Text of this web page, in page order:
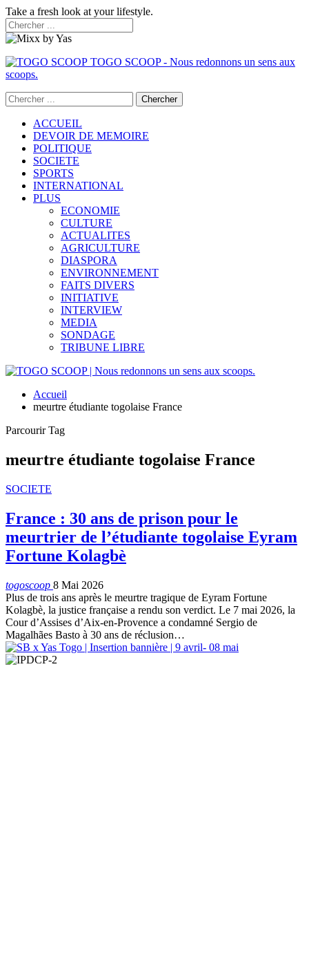
Take a fresh look at your lifestyle.
TOGO SCOOP - Nous redonnons un sens aux
scoops.
ACCUEIL
DEVOIR DE MEMOIRE
POLITIQUE
SOCIETE
SPORTS
INTERNATIONAL
PLUS
ECONOMIE
CULTURE
ACTUALITES
AGRICULTURE
DIASPORA
ENVIRONNEMENT
FAITS DIVERS
INITIATIVE
INTERVIEW
MEDIA
SONDAGE
TRIBUNE LIBRE
Accueil
meurtre étudiante togolaise France
Parcourir Tag
meurtre étudiante togolaise France
SOCIETE
France : 30 ans de prison pour le
meurtrier de l’étudiante togolaise Eyram
Fortune Kolagbè
togoscoop 8 Mai 2026
Plus de trois ans après le meurtre tragique de Eyram Fortune
Kolagbè, la justice française a rendu son verdict. Le 7 mai 2026, la
Cour d’Assises d’Aix-en-Provence a condamné Sergio de
Magalhães Basto à 30 ans de réclusion…